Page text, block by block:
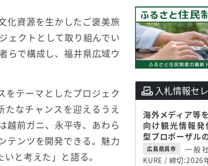
化資源を生かしたご褒美旅
ェクトとして取り組んでい
らで構成し、福井県広域ウ
をテーマとしたプロジェク
たなチャンスを迎えるうえ
越前ガニ、永平寺、あわら
テンツを開発できる。魅力
と考えた」と語る。
入札情報セ
海外メディア等
向け観光情報
型プロポーザル
広島県呉市
一般
KURE / 締切:2026